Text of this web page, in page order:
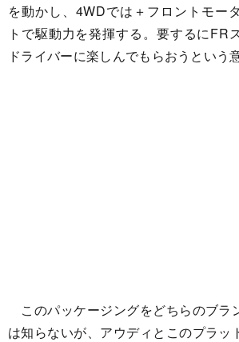
を動かし、4WDでは＋フロントモー
トで駆動力を発揮する。要するにFR
ドライバーに楽しんでもらおうという
このパッケージングをどちらのブラ
は知らないが、アウディとこのプラッ